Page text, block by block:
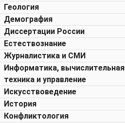
Геология
Демография
Диссертации России
Естествознание
Журналистика и СМИ
Информатика, вычислительная
техника и управление
Искусствоведение
История
Конфликтология